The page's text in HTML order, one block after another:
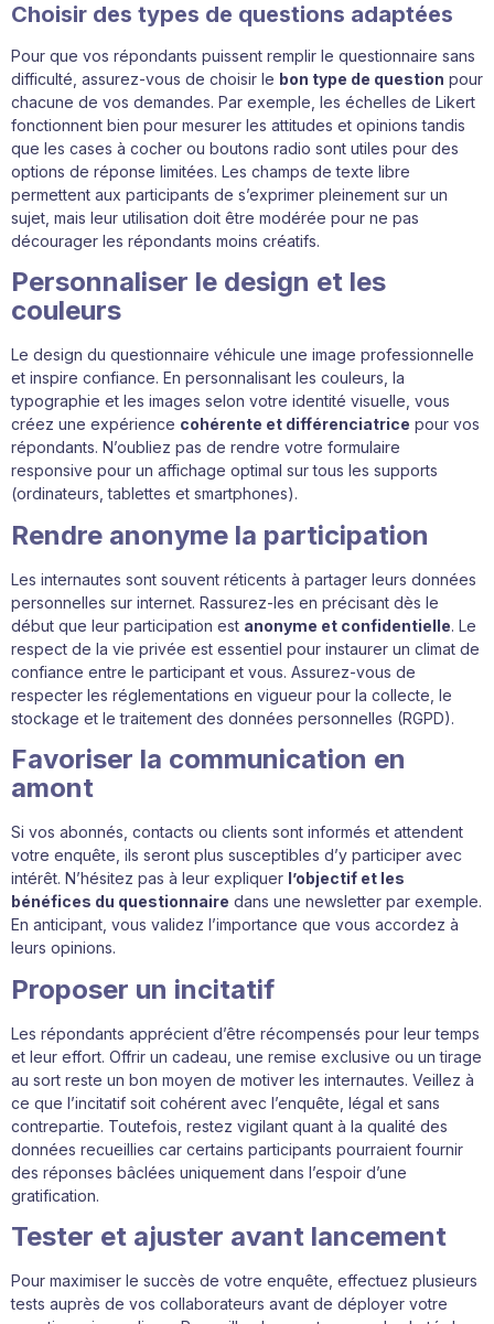
Choisir des types de questions adaptées
Pour que vos répondants puissent remplir le questionnaire sans
difficulté, assurez-vous de choisir le bon type de question pour
chacune de vos demandes. Par exemple, les échelles de Likert
fonctionnent bien pour mesurer les attitudes et opinions tandis
que les cases à cocher ou boutons radio sont utiles pour des
options de réponse limitées. Les champs de texte libre
permettent aux participants de s’exprimer pleinement sur un
sujet, mais leur utilisation doit être modérée pour ne pas
décourager les répondants moins créatifs.
Personnaliser le design et les
couleurs
Le design du questionnaire véhicule une image professionnelle
et inspire confiance. En personnalisant les couleurs, la
typographie et les images selon votre identité visuelle, vous
créez une expérience cohérente et différenciatrice pour vos
répondants. N’oubliez pas de rendre votre formulaire
responsive pour un affichage optimal sur tous les supports
(ordinateurs, tablettes et smartphones).
Rendre anonyme la participation
Les internautes sont souvent réticents à partager leurs données
personnelles sur internet. Rassurez-les en précisant dès le
début que leur participation est anonyme et confidentielle. Le
respect de la vie privée est essentiel pour instaurer un climat de
confiance entre le participant et vous. Assurez-vous de
respecter les réglementations en vigueur pour la collecte, le
stockage et le traitement des données personnelles (RGPD).
Favoriser la communication en
amont
Si vos abonnés, contacts ou clients sont informés et attendent
votre enquête, ils seront plus susceptibles d’y participer avec
intérêt. N’hésitez pas à leur expliquer l’objectif et les
bénéfices du questionnaire dans une newsletter par exemple.
En anticipant, vous validez l’importance que vous accordez à
leurs opinions.
Proposer un incitatif
Les répondants apprécient d’être récompensés pour leur temps
et leur effort. Offrir un cadeau, une remise exclusive ou un tirage
au sort reste un bon moyen de motiver les internautes. Veillez à
ce que l’incitatif soit cohérent avec l’enquête, légal et sans
contrepartie. Toutefois, restez vigilant quant à la qualité des
données recueillies car certains participants pourraient fournir
des réponses bâclées uniquement dans l’espoir d’une
gratification.
Tester et ajuster avant lancement
Pour maximiser le succès de votre enquête, effectuez plusieurs
tests auprès de vos collaborateurs avant de déployer votre